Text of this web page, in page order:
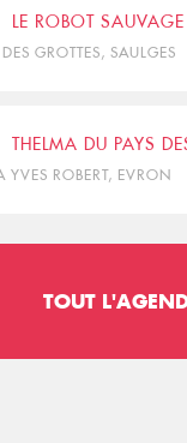
LE ROBOT SAUVAGE
GROTTES, SAULGES
THELMA DU PAYS
YVES ROBERT, EVRON
TOUT